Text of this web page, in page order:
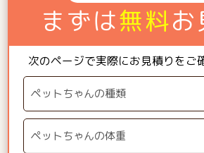
まずは無料お
次のページで実際にお見積りをご